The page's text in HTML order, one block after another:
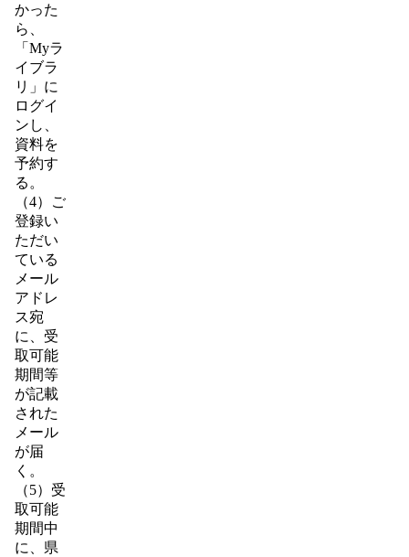
かった
ら、
「Myラ
イブラ
リ」に
ログイ
ンし、
資料を
予約す
る。
（4）ご
登録い
ただい
ている
メール
アドレ
ス宛
に、受
取可能
期間等
が記載
された
メール
が届
く。
（5）受
取可能
期間中
に、県